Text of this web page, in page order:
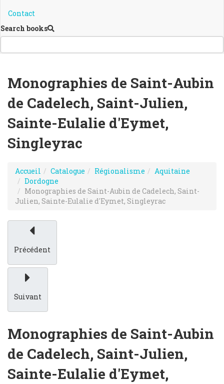
Contact
Search books
Monographies de Saint-Aubin
de Cadelech, Saint-Julien,
Sainte-Eulalie d'Eymet,
Singleyrac
Accueil Catalogue Régionalisme
Aquitaine
Dordogne
Monographies de Saint-Aubin de Cadelech, Saint-
Julien, Sainte-Eulalie d'Eymet, Singleyrac
Précédent
Suivant
Monographies de Saint-Aubin
de Cadelech, Saint-Julien,
Sainte-Eulalie d'Eymet,